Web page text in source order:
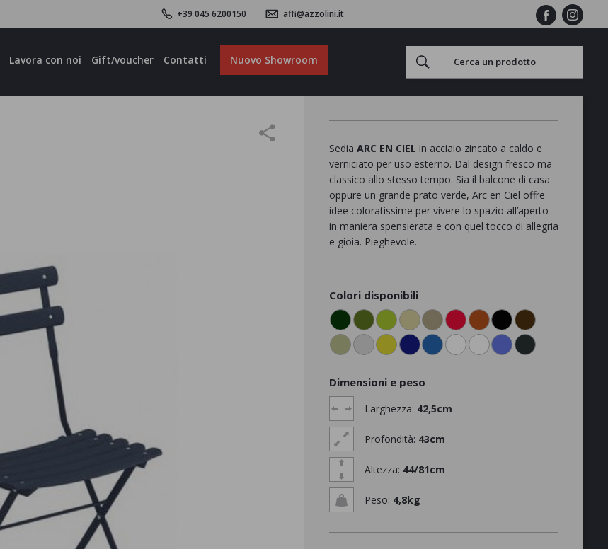
+39 045 6200150 affi@azzolini.it
Lavora con noi Gift/voucher Contatti Nuovo Showroom
Sedia ARC EN CIEL in acciaio zincato a caldo e
verniciato per uso esterno. Dal design fresco ma
classico allo stesso tempo. Sia il balcone di casa
oppure un grande prato verde, Arc en Ciel offre
idee coloratissime per vivere lo spazio all’aperto
in maniera spensierata e con quel tocco di allegria
e gioia. Pieghevole.
Colori disponibili
Dimensioni e peso
Larghezza: 42,5cm
Profondità: 43cm
Altezza: 44/81cm
Peso: 4,8kg